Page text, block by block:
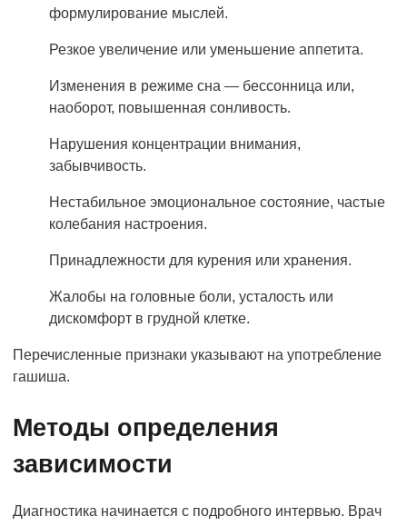
формулирование мыслей.
Резкое увеличение или уменьшение аппетита.
Изменения в режиме сна — бессонница или,
наоборот, повышенная сонливость.
Нарушения концентрации внимания,
забывчивость.
Нестабильное эмоциональное состояние, частые
колебания настроения.
Принадлежности для курения или хранения.
Жалобы на головные боли, усталость или
дискомфорт в грудной клетке.
Перечисленные признаки указывают на употребление
гашиша.
Методы определения
зависимости
Диагностика начинается с подробного интервью. Врач